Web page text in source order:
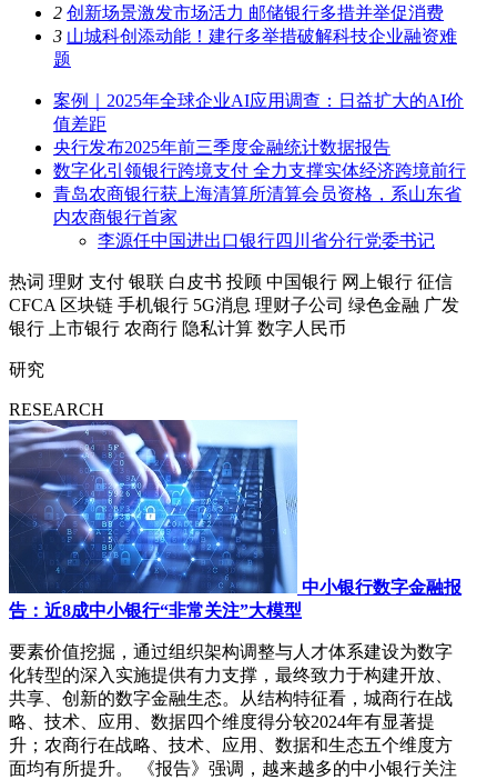
2 创新场景激发市场活力 邮储银行多措并举促消费
3 山城科创添动能！建行多举措破解科技企业融资难
题
案例｜2025年全球企业AI应用调查：日益扩大的AI价
值差距
央行发布2025年前三季度金融统计数据报告
数字化引领银行跨境支付 全力支撑实体经济跨境前行
青岛农商银行获上海清算所清算会员资格，系山东省
内农商银行首家
李源任中国进出口银行四川省分行党委书记
热词 理财 支付 银联 白皮书 投顾 中国银行 网上银行 征信
CFCA 区块链 手机银行 5G消息 理财子公司 绿色金融 广发
银行
上市银行 农商行 隐私计算 数字人民币
研究
RESEARCH
中小银行数字金融报
告：近8成中小银行“非常关注”大模型
要素价值挖掘，通过组织架构调整与人才体系建设为数字
化转型的深入实施提供有力支撑，最终致力于构建开放、
共享、创新的数字金融生态。从结构特征看，城商行在战
略、技术、应用、数据四个维度得分较2024年有显著提
升；农商行在战略、技术、应用、数据和生态五个维度方
面均有所提升。 《报告》强调，越来越多的中小银行关注